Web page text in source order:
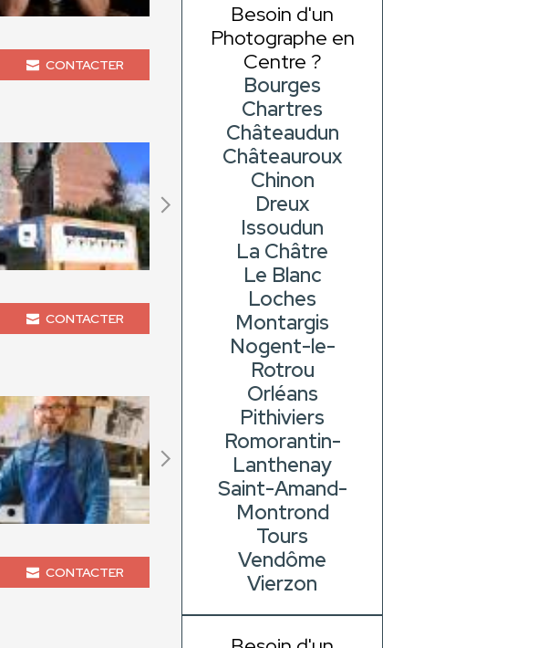
CONTACTER
CONTACTER
CONTACTER
Besoin d'un
Photographe en
Centre ?
Bourges
Chartres
Châteaudun
Châteauroux
Chinon
Dreux
Issoudun
La Châtre
Le Blanc
Loches
Montargis
Nogent-le-
Rotrou
Orléans
Pithiviers
Romorantin-
Lanthenay
Saint-Amand-
Montrond
Tours
Vendôme
Vierzon